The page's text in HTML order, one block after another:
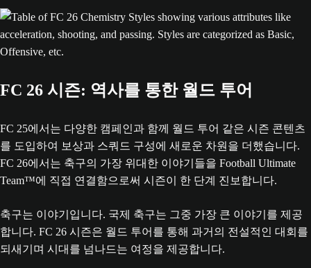
FC 26 시즌: 역사를 통한 월드 투어
FC 25에서는 다양한 캠페인과 함께 월드 투어 같은 시즌 콘텐츠
를 도입하여 보상과 스쿼드 구성에 새로운 차원을 더했습니다.
FC 26에서는 축구의 가장 위대한 이야기들을 Football Ultimate
Team™에 직접 연결함으로써 시즌이 한 단계 진보합니다.
축구는 이야기입니다. 국제 축구는 그중 가장 큰 이야기를 제공
합니다. FC 26 시즌은 월드 투어를 통해 과거의 전설적인 대회를
되새기며 시대를 넘나드는 여정을 제공합니다.